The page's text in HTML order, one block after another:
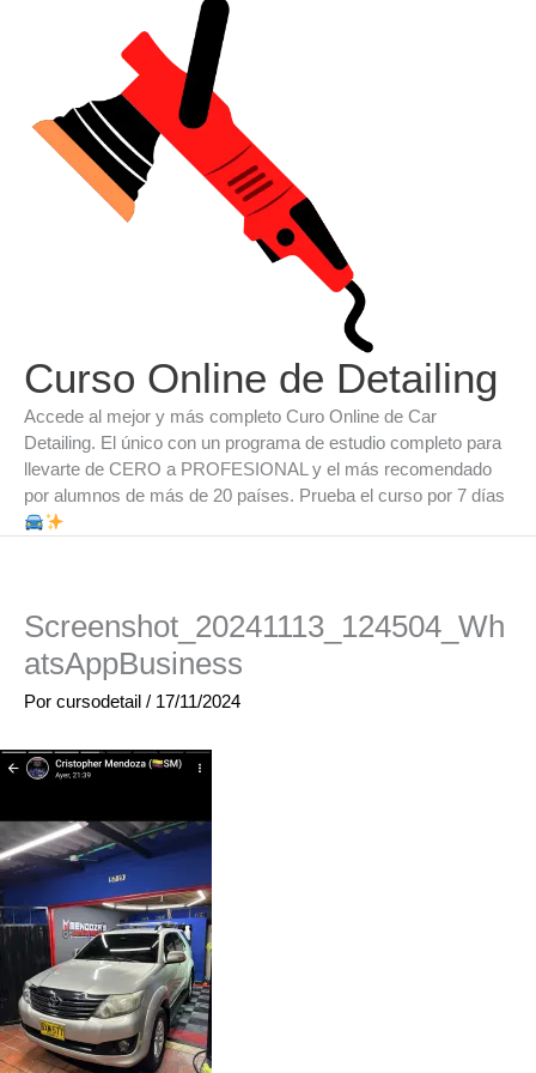
Curso Online de Detailing
Accede al mejor y más completo Curo Online de Car
Detailing. El único con un programa de estudio completo para
llevarte de CERO a PROFESIONAL y el más recomendado
por alumnos de más de 20 países. Prueba el curso por 7 días
Screenshot_20241113_124504_Wh
atsAppBusiness
Por cursodetail / 17/11/2024